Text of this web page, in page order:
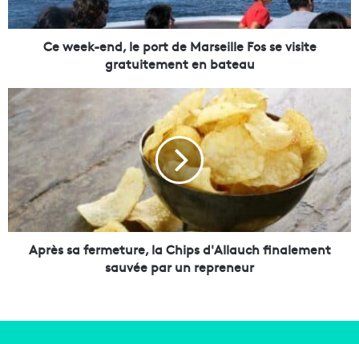
e
n
e
p
o
r
d
e
M
a
Ce week-end, le port de Marseille Fos se visite
gratuitement en bateau
A
p
r
è
s
s
a
f
e
Après sa fermeture, la Chips d'Allauch finalement
sauvée par un repreneur